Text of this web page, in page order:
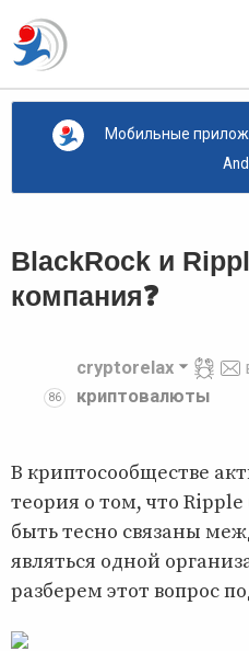
Мобильные
BlackRock и
компания❓
86
cryptorelax
криптовалюты
В криптосообществе
теория о том, что Ripple
быть тесно связаны
являться одной
разберем этот вопрос